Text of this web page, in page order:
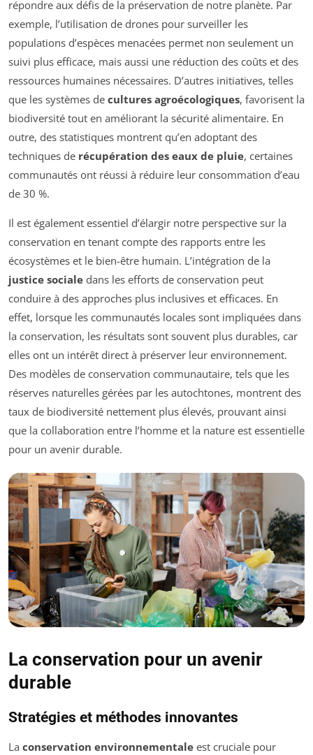
répondre aux défis de la préservation de notre planète. Par
exemple, l’utilisation de drones pour surveiller les
populations d’espèces menacées permet non seulement un
suivi plus efficace, mais aussi une réduction des coûts et des
ressources humaines nécessaires. D’autres initiatives, telles
que les systèmes de cultures agroécologiques, favorisent la
biodiversité tout en améliorant la sécurité alimentaire. En
outre, des statistiques montrent qu’en adoptant des
techniques de récupération des eaux de pluie, certaines
communautés ont réussi à réduire leur consommation d’eau
de 30 %.
Il est également essentiel d’élargir notre perspective sur la
conservation en tenant compte des rapports entre les
écosystèmes et le bien-être humain. L’intégration de la
justice sociale dans les efforts de conservation peut
conduire à des approches plus inclusives et efficaces. En
effet, lorsque les communautés locales sont impliquées dans
la conservation, les résultats sont souvent plus durables, car
elles ont un intérêt direct à préserver leur environnement.
Des modèles de conservation communautaire, tels que les
réserves naturelles gérées par les autochtones, montrent des
taux de biodiversité nettement plus élevés, prouvant ainsi
que la collaboration entre l’homme et la nature est essentielle
pour un avenir durable.
La conservation pour un avenir
durable
Stratégies et méthodes innovantes
La conservation environnementale est cruciale pour